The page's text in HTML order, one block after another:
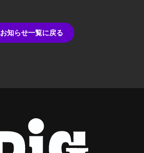
お知らせ一覧に戻る